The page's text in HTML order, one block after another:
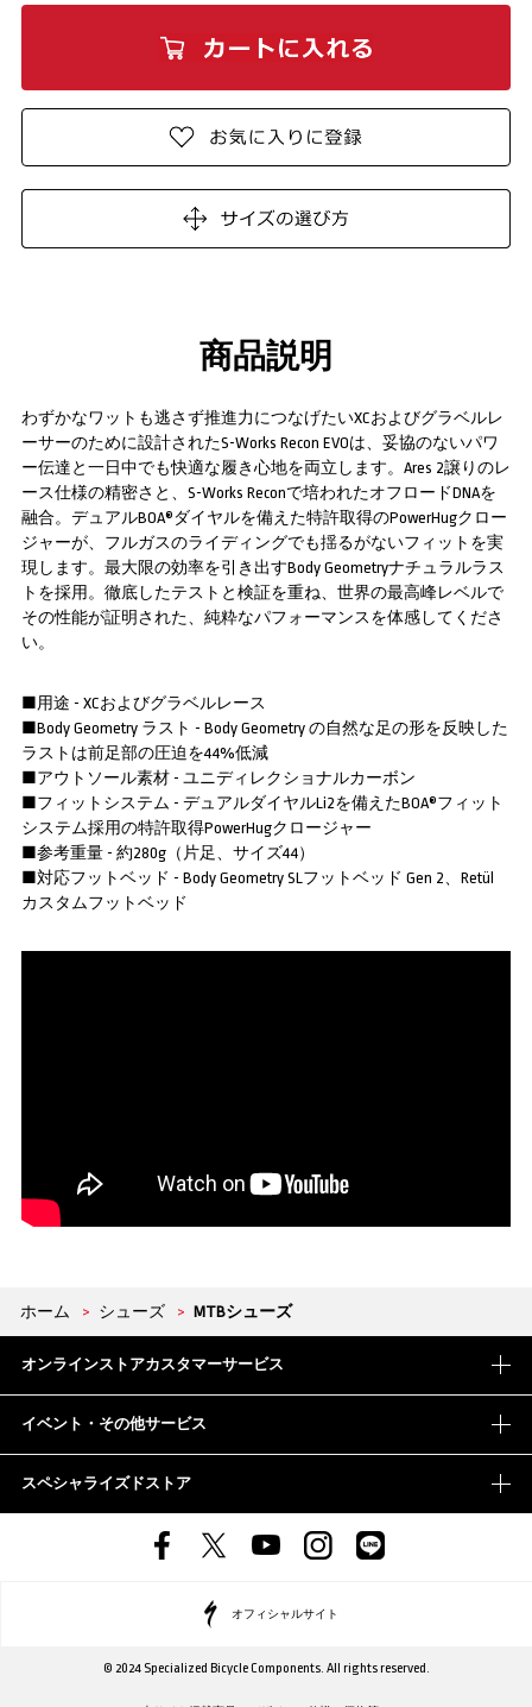
商品説明
わずかなワットも逃さず推進力につなげたいXCおよびグラベルレ
ーサーのために設計されたS-Works Recon EVOは、妥協のないパワ
ー伝達と一日中でも快適な履き心地を両立します。Ares 2譲りのレ
ース仕様の精密さと、S-Works Reconで培われたオフロードDNAを
融合。デュアルBOA®ダイヤルを備えた特許取得のPowerHugクロー
ジャーが、フルガスのライディングでも揺るがないフィットを実
現します。最大限の効率を引き出すBody Geometryナチュラルラス
トを採用。徹底したテストと検証を重ね、世界の最高峰レベルで
その性能が証明された、純粋なパフォーマンスを体感してくださ
い。
■用途 - XCおよびグラベルレース
■Body Geometry ラスト - Body Geometry の自然な足の形を反映した
ラストは前足部の圧迫を44%低減
■アウトソール素材 - ユニディレクショナルカーボン
■フィットシステム - デュアルダイヤルLi2を備えたBOA®フィット
システム採用の特許取得PowerHugクロージャー
■参考重量 - 約280g（片足、サイズ44）
■対応フットベッド - Body Geometry SLフットベッド Gen 2、Retül
カスタムフットベッド
ホーム > シューズ > MTBシューズ
オンラインストアカスタマーサービス
イベント・その他サービス
スペシャライズドストア
オフィシャルサイト
© 2024 Specialized Bicycle Components. All rights reserved.